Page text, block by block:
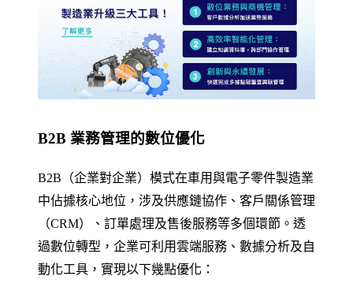
B2B 業務管理的數位優化
B2B（企業對企業）模式在車用與電子零件製造業
中佔據核心地位，涉及供應鏈協作、客戶關係管理
（CRM）、訂單處理及售後服務等多個環節。透
過數位轉型，企業可利用雲端服務、數據分析及自
動化工具，實現以下幾點優化：